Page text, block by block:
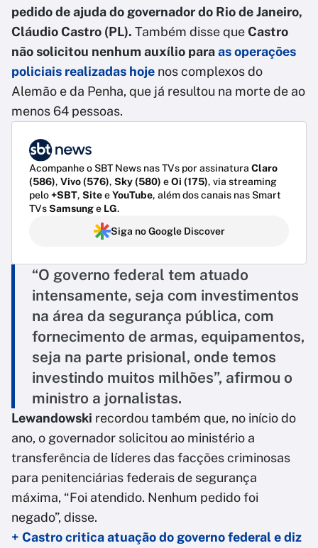
pedido de ajuda do governador do Rio de Janeiro,
Cláudio Castro (PL). Também disse queCastro
não solicitou nenhum auxílio paraas operações
policiais realizadas hoje nos complexos do
Alemão e da Penha, que já resultou na morte de ao
menos 64 pessoas.
Acompanhe o SBT News nas TVs por assinatura Claro
(586), Vivo (576), Sky (580) eOi (175), via streaming
pelo+SBT, SiteeYouTube, além dos canais nas Smart
TVsSamsunge LG.
Siga no Google Discover
“O governo federal tem atuado
intensamente, seja com investimentos
na área da segurança pública, com
fornecimento de armas, equipamentos,
seja na parte prisional, onde temos
investindo muitos milhões”, afirmou o
ministro a jornalistas.
Lewandowski recordou também que, no início do
ano, o governador solicitou ao ministério a
transferência de líderes das facções criminosas
para penitenciárias federais de segurança
máxima, “Foi atendido. Nenhum pedido foi
negado”, disse.
+ Castro critica atuação do governo federal e diz